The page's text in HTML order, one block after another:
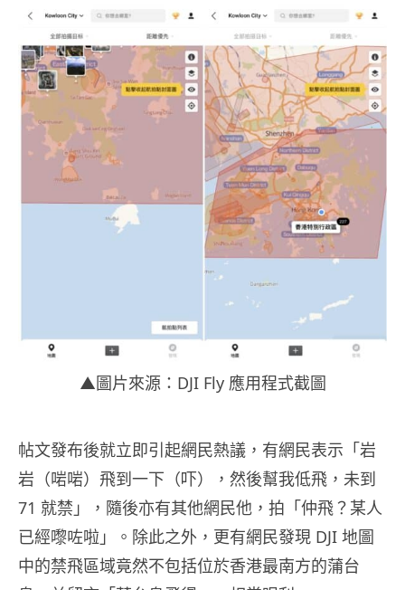
▲圖片來源：DJI Fly 應用程式截圖
帖文發布後就立即引起網民熱議，有網民表示「岩
岩（啱啱）飛到一下（吓），然後幫我低飛，未到
71 就禁」，隨後亦有其他網民他，拍「仲飛？某人
已經嚟咗啦」。除此之外，更有網民發現 DJI 地圖
中的禁飛區域竟然不包括位於香港最南方的蒲台